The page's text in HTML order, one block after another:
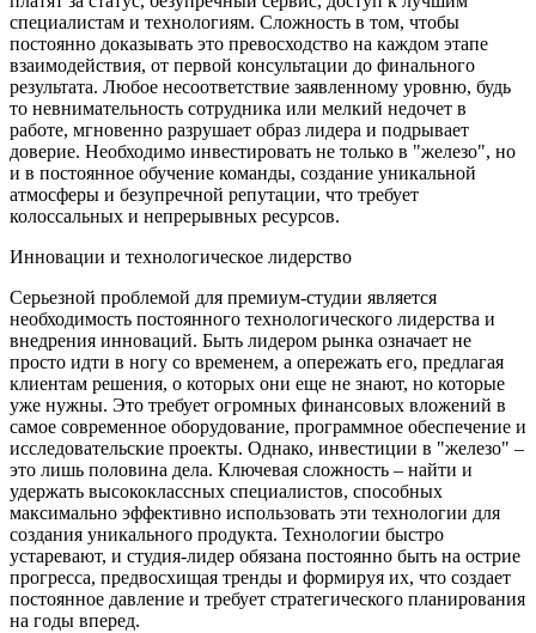
специалистам и технологиям. Сложность в том, чтобы
постоянно доказывать это превосходство на каждом этапе
взаимодействия, от первой консультации до финального
результата. Любое несоответствие заявленному уровню, будь
то невнимательность сотрудника или мелкий недочет в
работе, мгновенно разрушает образ лидера и подрывает
доверие. Необходимо инвестировать не только в "железо", но
и в постоянное обучение команды, создание уникальной
атмосферы и безупречной репутации, что требует
колоссальных и непрерывных ресурсов.
Инновации и технологическое лидерство
Серьезной проблемой для премиум-студии является
необходимость постоянного технологического лидерства и
внедрения инноваций. Быть лидером рынка означает не
просто идти в ногу со временем, а опережать его, предлагая
клиентам решения, о которых они еще не знают, но которые
уже нужны. Это требует огромных финансовых вложений в
самое современное оборудование, программное обеспечение и
исследовательские проекты. Однако, инвестиции в "железо" –
это лишь половина дела. Ключевая сложность – найти и
удержать высококлассных специалистов, способных
максимально эффективно использовать эти технологии для
создания уникального продукта. Технологии быстро
устаревают, и студия-лидер обязана постоянно быть на острие
прогресса, предвосхищая тренды и формируя их, что создает
постоянное давление и требует стратегического планирования
на годы вперед.